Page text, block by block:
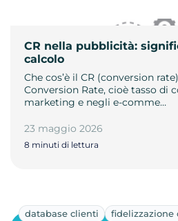
CR nella pubblicità:
calcolo
Che cos’è il CR (conversion
Conversion Rate, cioè tasso di
marketing e negli e-comme…
23 maggio 2026
8 minuti di lettura
database clienti fidelizzazione